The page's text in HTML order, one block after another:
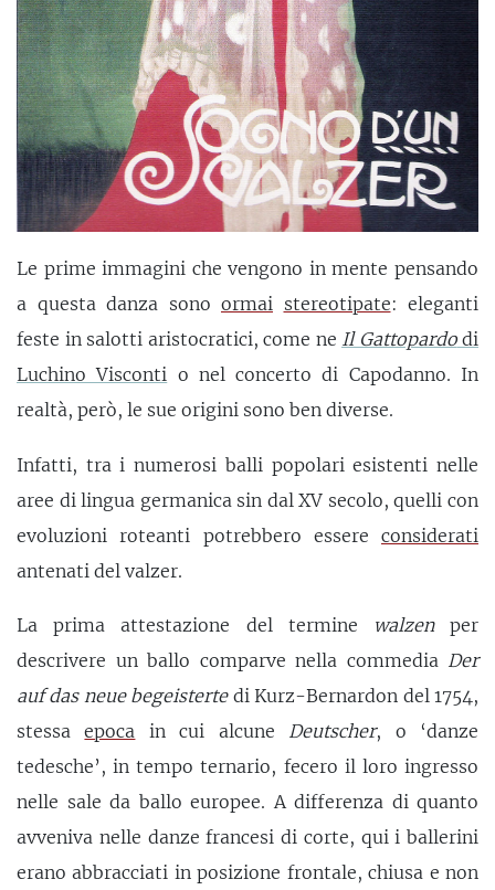
Le prime immagini che vengono in mente pensando
a questa danza sono ormai stereotipate: eleganti
feste in salotti aristocratici, come ne Il Gattopardodi
Luchino Visconti o nel concerto di Capodanno. In
realtà, però, le sue origini sono ben diverse.
Infatti, tra i numerosi balli popolari esistenti nelle
aree di lingua germanica sin dal XV secolo, quelli con
evoluzioni roteanti potrebbero essere considerati
antenati del valzer.
La prima attestazione del termine walzenper
descrivere un ballo comparve nella commedia Der
auf das neue begeistertedi Kurz-Bernardon del 1754,
stessaepoca in cui alcune Deutscher, o ‘danze
tedesche’, in tempo ternario, fecero il loro ingresso
nelle sale da ballo europee. A differenza di quanto
avveniva nelle danze francesi di corte, qui i ballerini
erano abbracciati in posizione frontale, chiusa e non